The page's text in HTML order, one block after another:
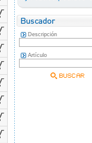
Descripción
Artículo